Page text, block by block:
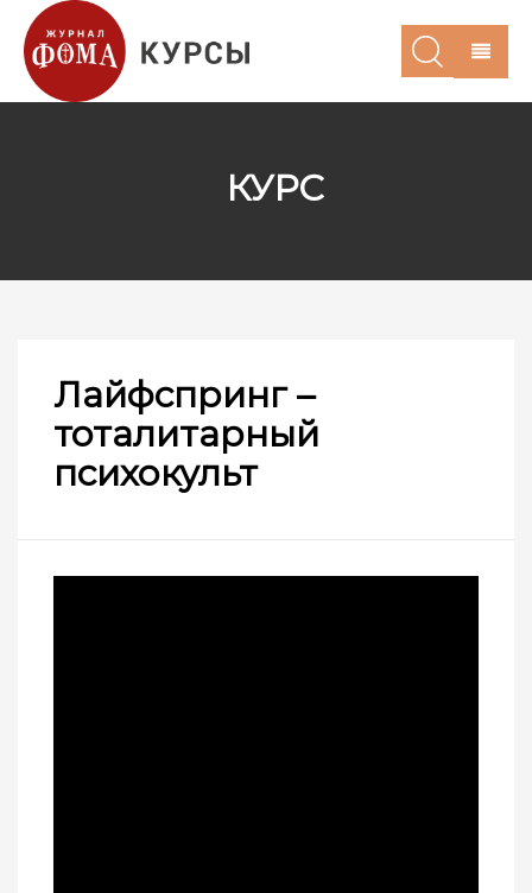
КУРС
Лайфспринг –
тоталитарный
психокульт